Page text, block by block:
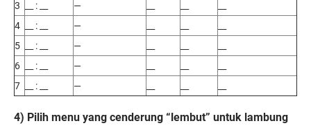
3
__ : __ —
4
__ : __ —
5
__ : __ —
6
__ : __ —
7
__ : __ —
4) Pilih menu yang cenderung “lembut” untuk lambung